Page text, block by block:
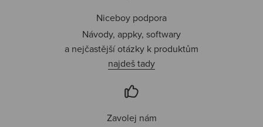
Niceboy podpora
Návody, appky, softwary
a nejčastější otázky k produktům
najdeš tady
Zavolej nám